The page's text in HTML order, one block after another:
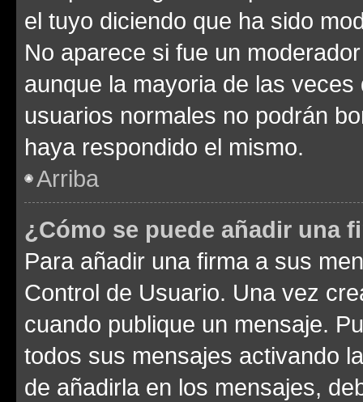
el tuyo diciendo que ha sido
No aparece si fue un
aunque la mayoria de las
usuarios normales no podrán
haya respondido el mismo.
Arriba
¿Cómo se puede añadir una
Para añadir una firma a sus
Control de Usuario. Una vez
cuando publique un mensaje.
todos sus mensajes activando
de añadirla en los mensajes,